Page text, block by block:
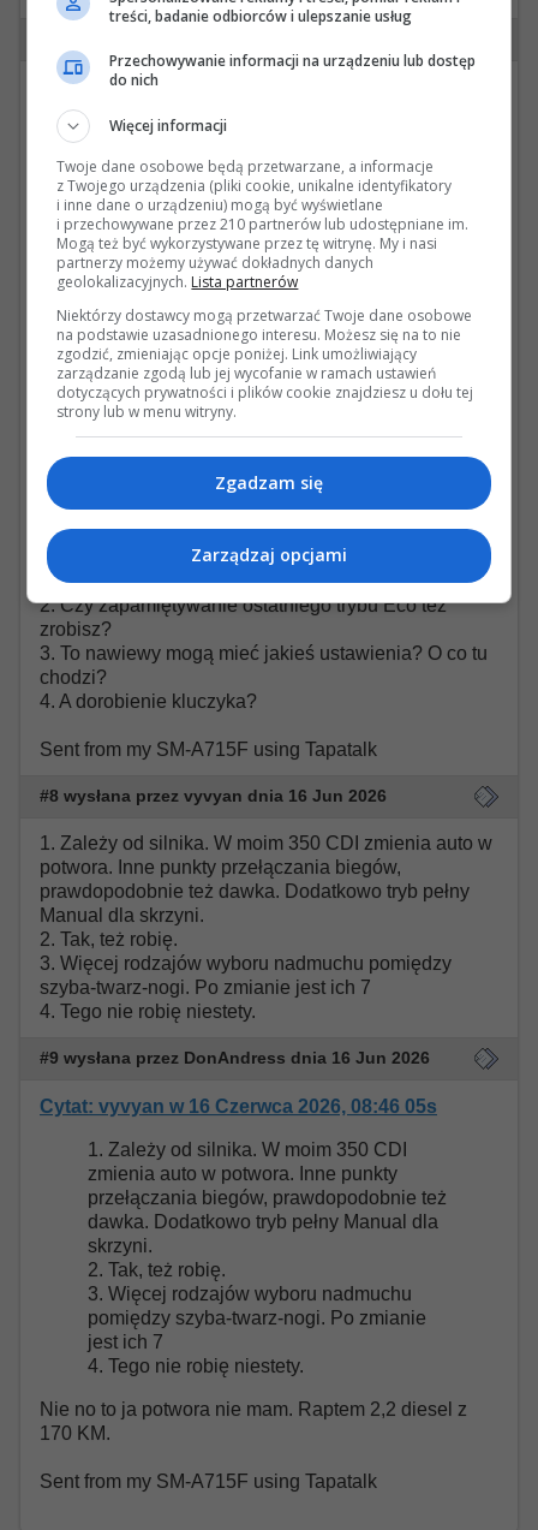
Cytat: vyvyan w 14 Czerwca 2026, 19:07 37s
Na Śląsku (Bytom) mogę pomóc w:
skrzyni biegów
• Tryb full manual – skrzynia utrzymuje
wybrany bieg, zmienia go tylko gdy jest to
konieczne dla ochrony silnika
• Zapamiętywanie ostatnio wybranego
trybu skrzyni po uruchomieniu auta
• Zamykanie klapy bagażnika z pilota
• Wyświetlanie ilości paliwa w litrach
• Wyłączenie przypomnienia o
niezapiętych pasach
• Dodatkowe ustawienia nawiewów
i jeżeli sprzętowo samochód ogarnie to
(na równi z Agility) - Adaptacyjne Światła
Drogowe.
1. Czym charakteryzuje się agility mode?
2. Czy zapamiętywanie ostatniego trybu Eco też
zrobisz?
3. To nawiewy mogą mieć jakieś ustawienia? O co tu
chodzi?
4. A dorobienie kluczyka?
Sent from my SM-A715F using Tapatalk
#8 wysłana przez vyvyan dnia 16 Jun 2026
1. Zależy od silnika. W moim 350 CDI zmienia auto w
potwora. Inne punkty przełączania biegów,
prawdopodobnie też dawka. Dodatkowo tryb pełny
Manual dla skrzyni.
2. Tak, też robię.
3. Więcej rodzajów wyboru nadmuchu pomiędzy
szyba-twarz-nogi. Po zmianie jest ich 7
4. Tego nie robię niestety.
#9 wysłana przez DonAndress dnia 16 Jun 2026
Cytat: vyvyan w 16 Czerwca 2026, 08:46 05s
1. Zależy od silnika. W moim 350 CDI
zmienia auto w potwora. Inne punkty
przełączania biegów, prawdopodobnie też
dawka. Dodatkowo tryb pełny Manual dla
skrzyni.
2. Tak, też robię.
3. Więcej rodzajów wyboru nadmuchu
pomiędzy szyba-twarz-nogi. Po zmianie
jest ich 7
4. Tego nie robię niestety.
Nie no to ja potwora nie mam. Raptem 2,2 diesel z
170 KM.
Sent from my SM-A715F using Tapatalk
treści, badanie odbiorców i ulepszanie usług
Przechowywanie informacji na urządzeniu lub dostęp
do nich
Więcej informacji
Twoje dane osobowe będą przetwarzane, a informacje
z Twojego urządzenia (pliki cookie, unikalne identyfikatory
i inne dane o urządzeniu) mogą być wyświetlane
i przechowywane przez 210 partnerów lub udostępniane im.
Mogą też być wykorzystywane przez tę witrynę. My i nasi
partnerzy możemy używać dokładnych danych
geolokalizacyjnych. Lista partnerów
Niektórzy dostawcy mogą przetwarzać Twoje dane osobowe
na podstawie uzasadnionego interesu. Możesz się na to nie
zgodzić, zmieniając opcje poniżej. Link umożliwiający
zarządzanie zgodą lub jej wycofanie w ramach ustawień
dotyczących prywatności i plików cookie znajdziesz u dołu tej
strony lub w menu witryny.
Zgadzam się
Zarządzaj opcjami